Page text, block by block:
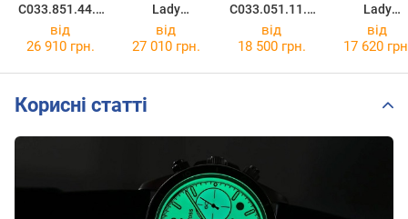
C033.851.44.0
47.00
Lady
Powermatic 80
C033.207.11.0
C033.051.11.1
18.00
Lady
51.00
від
26 910 грн.
від
27 010 грн.
від
18 500 грн.
від
17 620
Корисні статті